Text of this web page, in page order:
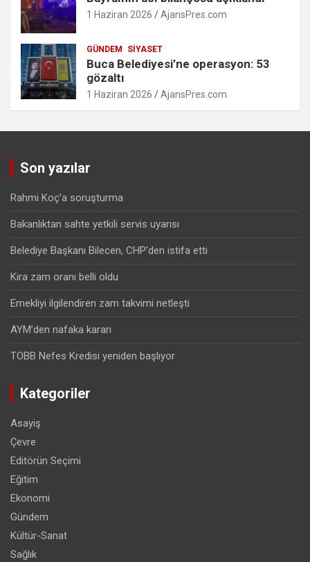
1 Haziran 2026 AjansPres.com
GÜNDEM SIYASET
Buca Belediyesi’ne operasyon: 53
gözaltı
1 Haziran 2026 AjansPres.com
Son yazılar
Rahmi Koç’a soruşturma
Bakanlıktan sahte yetkili servis uyarısı
Belediye Başkanı Bilecen, CHP’den istifa etti
Kira zam oranı belli oldu
Emekliyi ilgilendiren zam takvimi netleşti
AYM’den nafaka kararı
TOBB Nefes Kredisi yeniden başlıyor
Kategoriler
Asayiş
Çevre
Editörün Seçimi
Eğitim
Ekonomi
Gündem
Kültür-Sanat
Sağlık